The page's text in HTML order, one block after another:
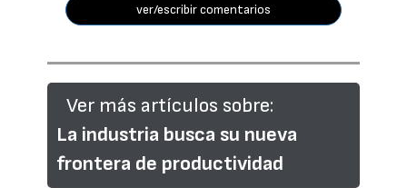
ver/escribir comentarios
Ver más artículos sobre:
La industria busca su nueva
frontera de productividad